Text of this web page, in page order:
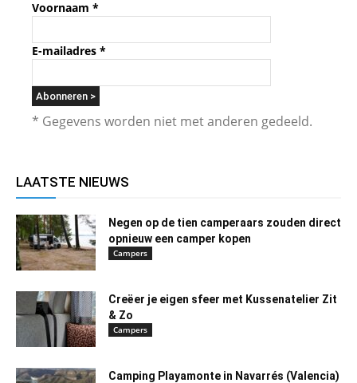
Voornaam *
E-mailadres *
* Gegevens worden niet met anderen gedeeld.
LAATSTE NIEUWS
Negen op de tien camperaars zouden direct
opnieuw een camper kopen
Campers
Creëer je eigen sfeer met Kussenatelier Zit
& Zo
Campers
Camping Playamonte in Navarrés (Valencia)